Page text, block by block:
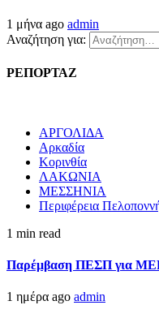
1 μήνα ago admin
Αναζήτηση για:
ΡΕΠΟΡΤΑΖ
ΑΡΓΟΛΙΔΑ
Αρκαδία
Κορινθία
ΛΑΚΩΝΙΑ
ΜΕΣΣΗΝΙΑ
Περιφέρεια
1 min read
Παρέμβαση ΠΕΣΠ για
1 ημέρα ago admin